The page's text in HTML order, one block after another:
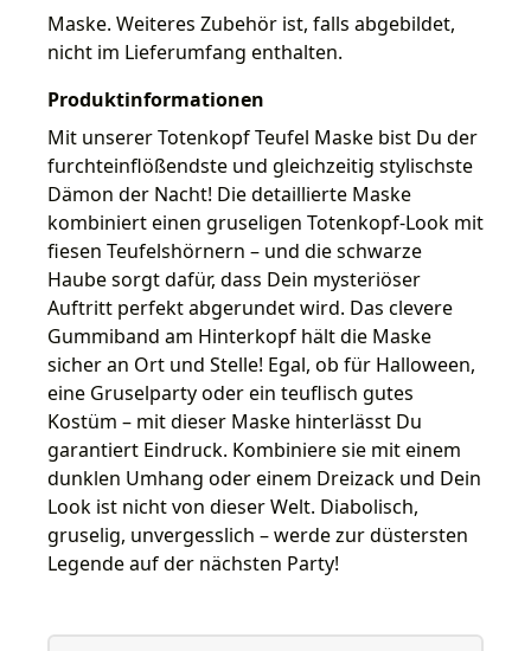
Maske. Weiteres Zubehör ist, falls abgebildet,
nicht im Lieferumfang enthalten.
Produktinformationen
Mit unserer Totenkopf Teufel Maske bist Du der
furchteinflößendste und gleichzeitig stylischste
Dämon der Nacht! Die detaillierte Maske
kombiniert einen gruseligen Totenkopf-Look mit
fiesen Teufelshörnern – und die schwarze
Haube sorgt dafür, dass Dein mysteriöser
Auftritt perfekt abgerundet wird. Das clevere
Gummiband am Hinterkopf hält die Maske
sicher an Ort und Stelle! Egal, ob für Halloween,
eine Gruselparty oder ein teuflisch gutes
Kostüm – mit dieser Maske hinterlässt Du
garantiert Eindruck. Kombiniere sie mit einem
dunklen Umhang oder einem Dreizack und Dein
Look ist nicht von dieser Welt. Diabolisch,
gruselig, unvergesslich – werde zur düstersten
Legende auf der nächsten Party!